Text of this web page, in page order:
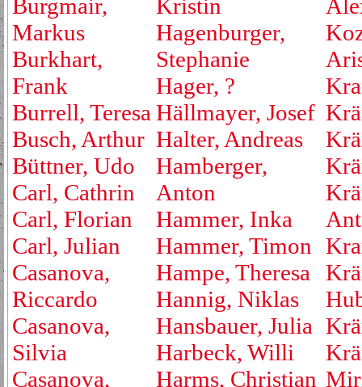
Burgmair,
Markus
Burkhart,
Frank
Burrell, Teresa
Busch, Arthur
Büttner, Udo
Carl, Cathrin
Carl, Florian
Carl, Julian
Casanova,
Riccardo
Casanova,
Silvia
Casanova,
Kristin
Hagenburger,
Stephanie
Hager, ?
Hällmayer, Josef
Halter, Andreas
Hamberger,
Anton
Hammer, Inka
Hammer, Timon
Hampe, Theresa
Hannig, Niklas
Hansbauer, Julia
Harbeck, Willi
Harms, Christian